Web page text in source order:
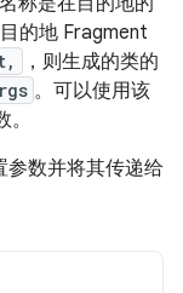
的地 Fragment
，则生成的类的
。可以使用该
参数并将其传递给